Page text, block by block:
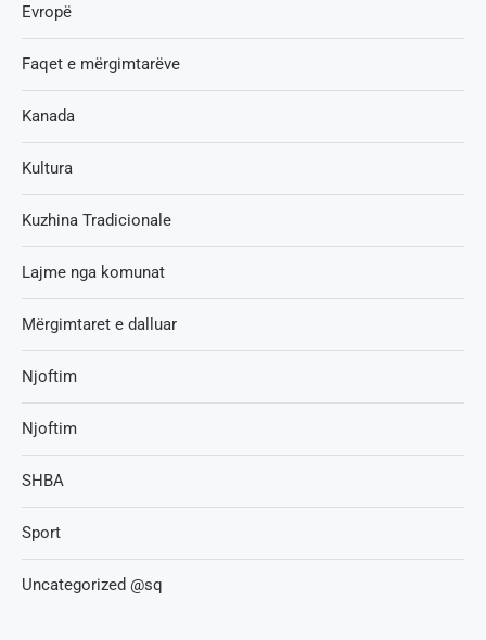
Evropë
Faqet e mërgimtarëve
Kanada
Kultura
Kuzhina Tradicionale
Lajme nga komunat
Mërgimtaret e dalluar
Njoftim
Njoftim
SHBA
Sport
Uncategorized @sq